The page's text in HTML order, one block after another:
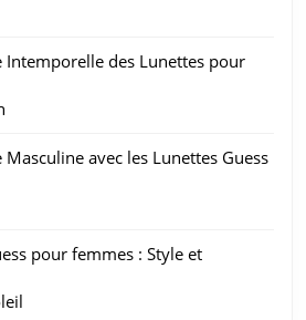
Intemporelle des Lunettes pour
Masculine avec les Lunettes Guess
pour femmes : Style et